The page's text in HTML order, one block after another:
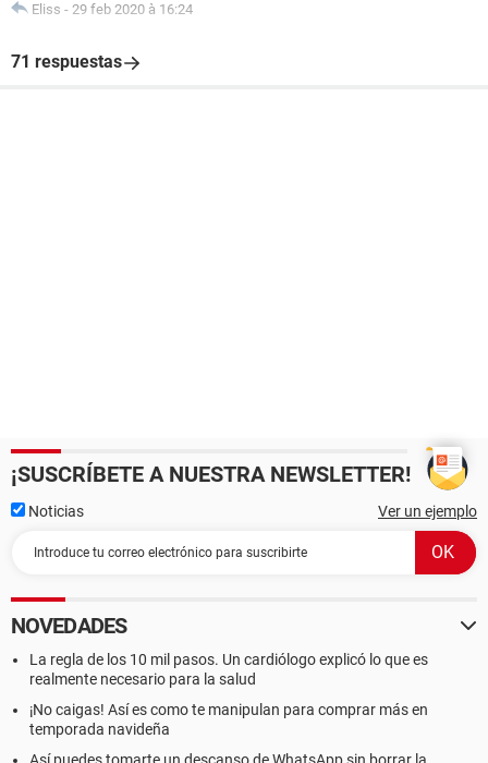
Eliss - 29 feb 2020 à 16:24
71 respuestas
¡SUSCRÍBETE A NUESTRA NEWSLETTER!
Noticias Ver un ejemplo
NOVEDADES
La regla de los 10 mil pasos. Un cardiólogo explicó lo que es
realmente necesario para la salud
¡No caigas! Así es como te manipulan para comprar más en
temporada navideña